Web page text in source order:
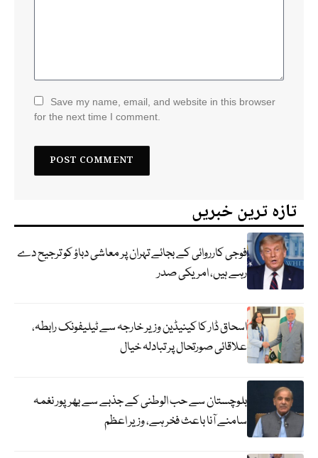
Save my name, email, and website in this browser
for the next time I comment.
تازہ ترین خبریں
فوجی کارروائی کے بجائے تہران پر معاشی دباؤ کو ترجیح دے
رہے ہیں، امریکی صدر
اسحاق ڈار کا کینیڈین وزیر خارجہ سے ٹیلیفونک رابطہ،
علاقائی صورتحال پر تبادلہ خیال
بلوچستان سے حب الوطنی کے جذبے سے بھرپور نغمہ
سامنے آنا باعث فخر ہے، وزیر اعظم